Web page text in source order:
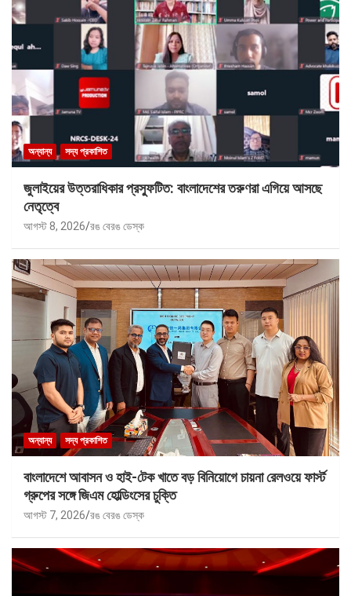
অন্যান্য সদ্য প্রকাশিত
জুলাইয়ের উত্তরাধিকার প্রস্ফুটিত: বাংলাদেশের তরুণরা এগিয়ে আসছে
নেতৃত্বে
আগস্ট 8, 2026 রঙ বেরঙ ডেস্ক
অন্যান্য সদ্য প্রকাশিত
বাংলাদেশে আবাসন ও হাই-টেক খাতে বড় বিনিয়োগে চায়না রেলওয়ে ফার্স্ট
গ্রুপের সঙ্গে জিএম হোল্ডিংসের চুক্তি
আগস্ট 7, 2026 রঙ বেরঙ ডেস্ক